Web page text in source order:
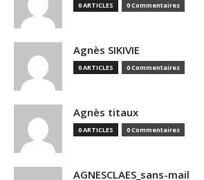
0 ARTICLES 0 Commentaires
Agnès SIKIVIE
0 ARTICLES 0 Commentaires
Agnès titaux
0 ARTICLES 0 Commentaires
AGNESCLAES_sans-mail